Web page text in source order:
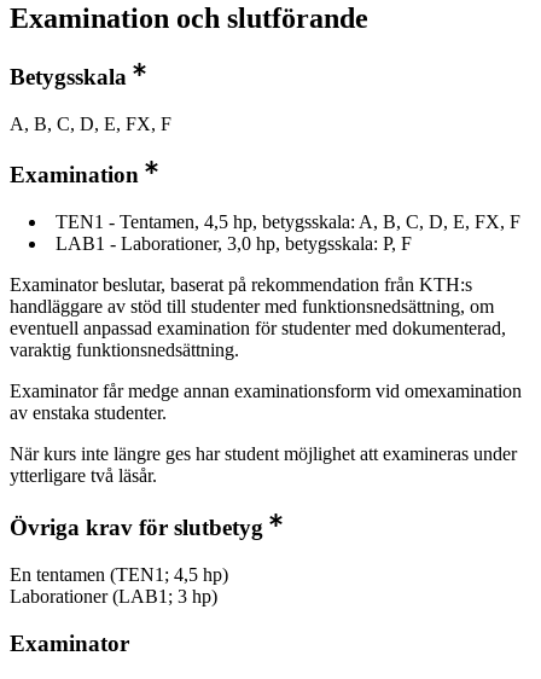
Examination och slutförande
Betygsskala
A, B, C, D, E, FX, F
Examination
TEN1 - Tentamen, 4,5 hp, betygsskala: A, B, C, D, E, FX, F
LAB1 - Laborationer, 3,0 hp, betygsskala: P, F
Examinator beslutar, baserat på rekommendation från KTH:s
handläggare av stöd till studenter med funktionsnedsättning, om
eventuell anpassad examination för studenter med dokumenterad,
varaktig funktionsnedsättning.
Examinator får medge annan examinationsform vid omexamination
av enstaka studenter.
När kurs inte längre ges har student möjlighet att examineras under
ytterligare två läsår.
Övriga krav för slutbetyg
En tentamen (TEN1; 4,5 hp)
Laborationer (LAB1; 3 hp)
Examinator